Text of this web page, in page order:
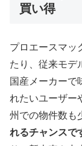
買い得
プロエースマッ
たり、従来モデ
国産メーカーで
れたいユーザー
州での物件数も
れるチャンスで